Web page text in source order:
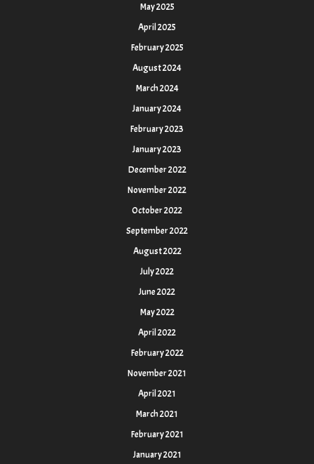
May 2025
April 2025
February 2025
August 2024
March 2024
January 2024
February 2023
January 2023
December 2022
November 2022
October 2022
September 2022
August 2022
July 2022
June 2022
May 2022
April 2022
February 2022
November 2021
April 2021
March 2021
February 2021
January 2021